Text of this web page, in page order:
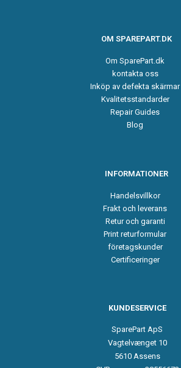
OM SPAREPART.DK
Om SparePart.dk
kontakta oss
Inköp av defekta skärmar
Kvalitetsstandarder
Repair Guides
Blog
INFORMATIONER
Handelsvillkor
Frakt och leverans
Retur och garanti
Print returformular
företagskunder
Certificeringer
KUNDESERVICE
SparePart ApS
Vagtelvænget 10
5610 Assens